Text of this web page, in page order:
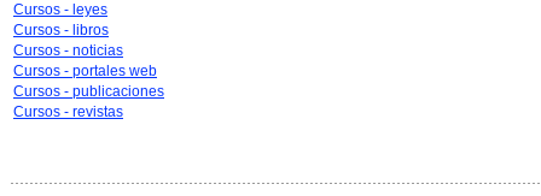
Cursos - leyes
Cursos - libros
Cursos - noticias
Cursos - portales web
Cursos - publicaciones
Cursos - revistas